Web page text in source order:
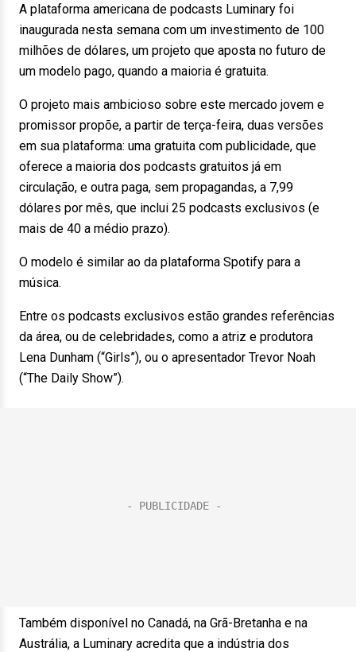
A plataforma americana de podcasts Luminary foi
inaugurada nesta semana com um investimento de 100
milhões de dólares, um projeto que aposta no futuro de
um modelo pago, quando a maioria é gratuita.
O projeto mais ambicioso sobre este mercado jovem e
promissor propõe, a partir de terça-feira, duas versões
em sua plataforma: uma gratuita com publicidade, que
oferece a maioria dos podcasts gratuitos já em
circulação, e outra paga, sem propagandas, a 7,99
dólares por mês, que inclui 25 podcasts exclusivos (e
mais de 40 a médio prazo).
O modelo é similar ao da plataforma Spotify para a
música.
Entre os podcasts exclusivos estão grandes referências
da área, ou de celebridades, como a atriz e produtora
Lena Dunham (“Girls”), ou o apresentador Trevor Noah
(“The Daily Show”).
Também disponível no Canadá, na Grã-Bretanha e na
Austrália, a Luminary acredita que a indústria dos